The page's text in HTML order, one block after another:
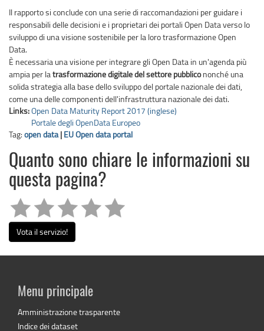
Il rapporto si conclude con una serie di raccomandazioni per guidare i
responsabili delle decisioni e i proprietari dei portali Open Data verso lo
sviluppo di una visione sostenibile per la loro trasformazione Open
Data.
È necessaria una visione per integrare gli Open Data in un'agenda più
ampia per latrasformazione digitale del settore pubblicononché una
solida strategia alla base dello sviluppo del portale nazionale dei dati,
come una delle componenti dell'infrastruttura nazionale dei dati.
Links:Open Data Maturity Report 2017 (inglese)
Portale degli OpenData Europeo
Tag: open data| EU Open data portal
Quanto sono chiare le informazioni su
questa pagina?
Vota il servizio!
Menu principale
Amministrazione trasparente
Indice dei dataset